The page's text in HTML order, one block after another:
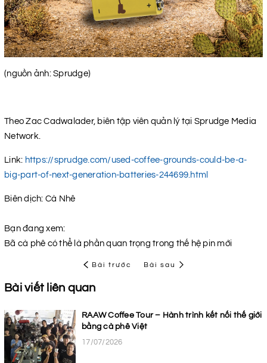
(nguồn ảnh: Sprudge)
Theo Zac Cadwalader, biên tập viên quản lý tại Sprudge Media
Network.
Link: https://sprudge.com/used-coffee-grounds-could-be-a-
big-part-of-next-generation-batteries-244699.html
Biên dịch: Cà Nhê
Bạn đang xem:
Bã cà phê có thể là phần quan trọng trong thế hệ pin mới
Bài trước Bài sau
Bài viết liên quan
RAAW Coffee Tour – Hành trình kết nối thế giới
bằng cà phê Việt
17/07/2026